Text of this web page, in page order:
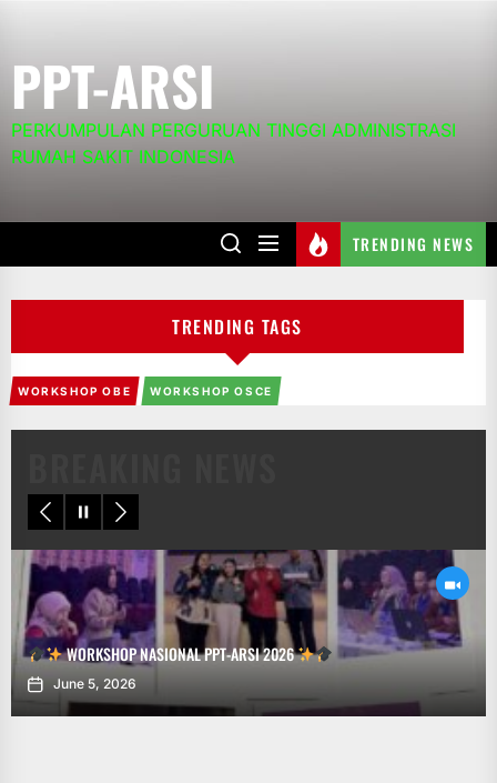
the
content
PPT-ARSI
PERKUMPULAN PERGURUAN TINGGI ADMINISTRASI
RUMAH SAKIT INDONESIA
TRENDING NEWS
TRENDING TAGS
WORKSHOP OBE WORKSHOP OSCE
WORKSHOP NASIONAL PPT-ARSI 2026
June 5, 2026